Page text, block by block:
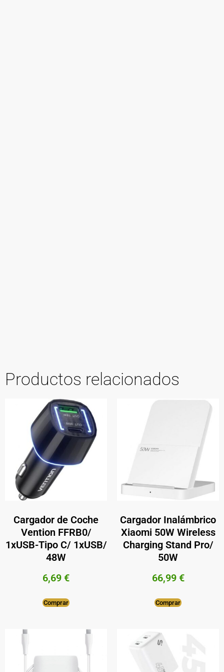
Productos relacionados
Cargador de Coche
Vention FFRB0/
1xUSB-Tipo C/ 1xUSB/
48W
6,69 €
Comprar
Cargador Inalámbrico
Xiaomi 50W Wireless
Charging Stand Pro/
50W
66,99 €
Comprar